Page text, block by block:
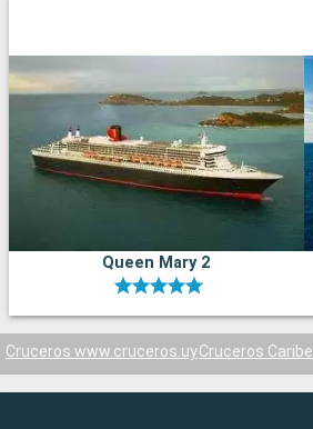
Queen Mary 2
Cruceros www.cruceros.uyCruceros Caribe